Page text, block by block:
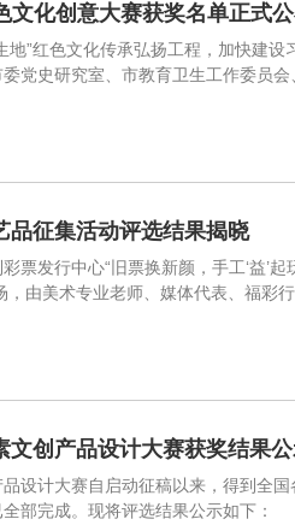
文化创意大赛获奖名单正式
地”红色文化传承弘扬工程，加快建
党史研究室、市教育卫生工作委员
品征集活动评选结果揭晓
票发行中心“旧票换新颜，手工‘益’
由美术专业老师、媒体代表、福彩
文创产品设计大赛获奖结果
计大赛自启动征稿以来，得到全国
部完成。现将评选结果公示如下：